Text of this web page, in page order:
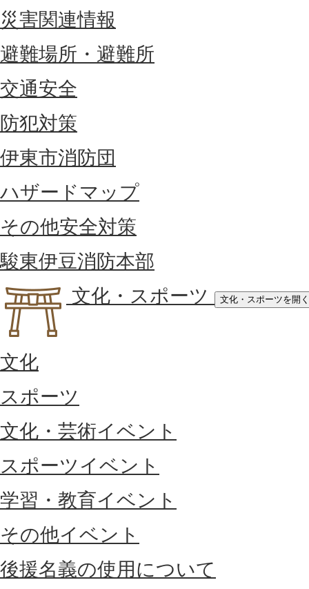
災害関連情報
避難場所・避難所
交通安全
防犯対策
伊東市消防団
ハザードマップ
その他安全対策
駿東伊豆消防本部
文化・スポーツ
文化・スポーツを開く
文化
スポーツ
文化・芸術イベント
スポーツイベント
学習・教育イベント
その他イベント
後援名義の使用について